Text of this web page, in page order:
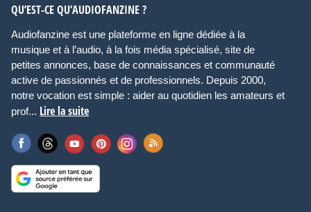
QU’EST-CE QU’AUDIOFANZINE ?
Audiofanzine est une plateforme en ligne dédiée à la
musique et à l’audio, à la fois média spécialisé, site de
petites annonces, base de connaissances et communauté
active de passionnés et de professionnels. Depuis 2000,
notre vocation est simple : aider au quotidien les amateurs et
prof... Lire la suite